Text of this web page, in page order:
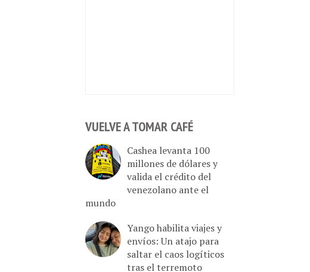
VUELVE A TOMAR CAFÉ
Cashea levanta 100
millones de dólares y
valida el crédito del
venezolano ante el
mundo
Yango habilita viajes y
envíos: Un atajo para
saltar el caos logíticos
tras el terremoto